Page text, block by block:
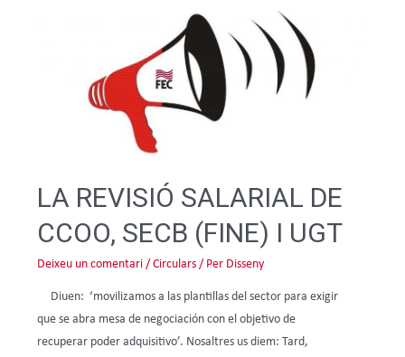
LA REVISIÓ SALARIAL DE
CCOO, SECB (FINE) I UGT
Deixeu un comentari /Circulars / Per Disseny
Diuen: ‘movilizamos a las plantillas del sector para exigir
que se abra mesa de negociación con el objetivo de
recuperar poder adquisitivo’. Nosaltres us diem: Tard,